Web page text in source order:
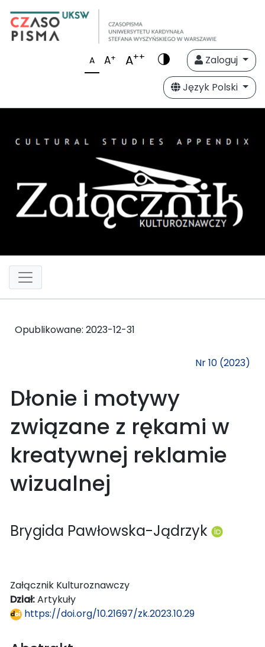
A A+ A++
Zaloguj
Język Polski
Opublikowane: 2023-12-31
Nr 10 (2023)
Dłonie i motywy
związane z rękami w
kreatywnej reklamie
wizualnej
Brygida Pawłowska-Jądrzyk
Załącznik Kulturoznawczy
Dział:Artykuły
https://doi.org/10.21697/zk.2023.10.29